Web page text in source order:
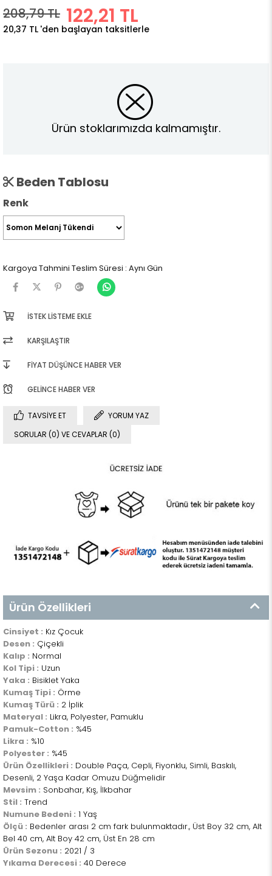
208,79 TL 122,21 TL
20,37 TL 'den başlayan taksitlerle
Ürün stoklarımızda kalmamıştır.
Beden Tablosu
Renk
Kargoya Tahmini Teslim Süresi : Aynı Gün
İSTEK LISTEME EKLE
KARŞILAŞTIR
FIYAT DÜŞÜNCE HABER VER
GELINCE HABER VER
TAVSIYE ET
YORUM YAZ
SORULAR (0) VE CEVAPLAR (0)
Ürün Özellikleri
Cinsiyet : Kız Çocuk
Desen : Çiçekli
Kalıp : Normal
Kol Tipi : Uzun
Yaka : Bisiklet Yaka
Kumaş Tipi : Örme
Kumaş Türü : 2 İplik
Materyal : Likra, Polyester, Pamuklu
Pamuk-Cotton : %45
Likra : %10
Polyester : %45
Ürün Özellikleri : Double Paça, Cepli, Fiyonklu, Simli, Baskılı,
Desenli, 2 Yaşa Kadar Omuzu Düğmelidir
Mevsim : Sonbahar, Kış, İlkbahar
Stil : Trend
Numune Bedeni : 1 Yaş
Ölçü : Bedenler arası 2 cm fark bulunmaktadır., Üst Boy 32 cm, Alt
Bel 40 cm, Alt Boy 42 cm, Üst En 28 cm
Ürün Sezonu : 2021 / 3
Yıkama Derecesi : 40 Derece